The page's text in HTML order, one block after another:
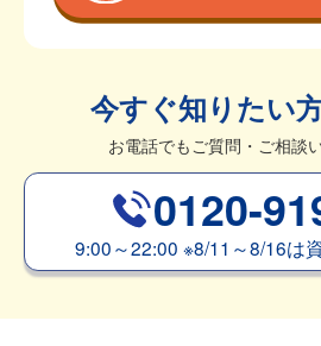
今すぐ知りたい
お電話でもご質問・ご相談
0120-
9:00～22:00 ※8/11～8/16は